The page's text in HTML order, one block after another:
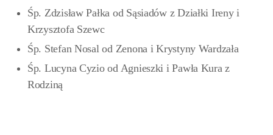
Śp. Zdzisław Pałka od Sąsiadów z Działki Ireny i
Krzysztofa Szewc
Śp. Stefan Nosal od Zenona i Krystyny Wardzała
Śp. Lucyna Cyzio od Agnieszki i Pawła Kura z
Rodziną